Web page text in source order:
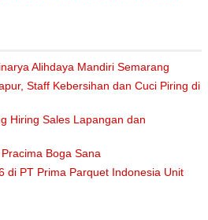
Alihdaya Mandiri Semarang
Staff Kebersihan dan Cuci Piring di
Hiring Sales Lapangan dan
Boga Sana
di PT Prima Parquet Indonesia Unit